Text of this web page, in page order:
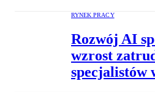
RYNEK PRACY
Rozwój AI
wzrost
specjalistów